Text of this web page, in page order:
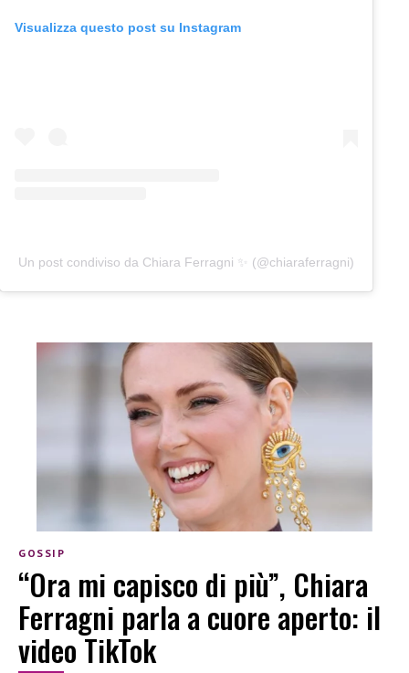
Visualizza questo post su Instagram
Un post condiviso da Chiara Ferragni ✨ (@chiaraferragni)
GOSSIP
“Ora mi capisco di più”, Chiara
Ferragni parla a cuore aperto: il
video TikTok